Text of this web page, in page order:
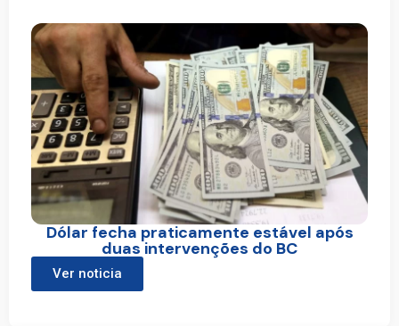
Dólar fecha praticamente estável após
duas intervenções do BC
Ver noticia